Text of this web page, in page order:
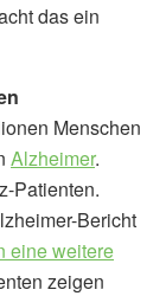
das ein
Menschen
Alzheimer.
Patienten.
Bericht
eine weitere
zeigen